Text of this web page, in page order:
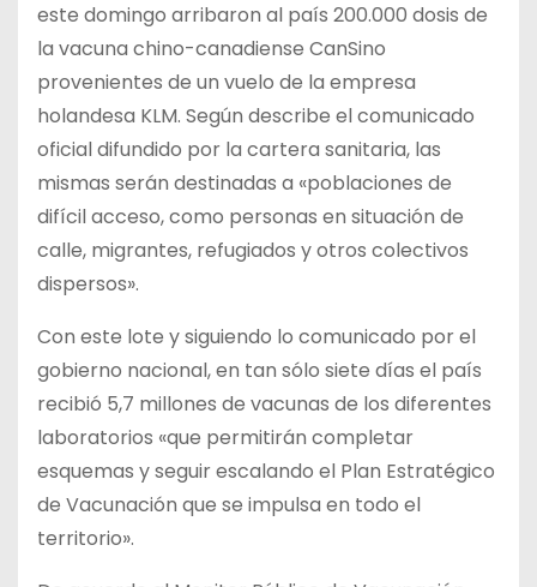
este domingo arribaron al país 200.000 dosis de
la vacuna chino-canadiense CanSino
provenientes de un vuelo de la empresa
holandesa KLM. Según describe el comunicado
oficial difundido por la cartera sanitaria, las
mismas serán destinadas a «poblaciones de
difícil acceso, como personas en situación de
calle, migrantes, refugiados y otros colectivos
dispersos».
Con este lote y siguiendo lo comunicado por el
gobierno nacional, en tan sólo siete días el país
recibió 5,7 millones de vacunas de los diferentes
laboratorios «que permitirán completar
esquemas y seguir escalando el Plan Estratégico
de Vacunación que se impulsa en todo el
territorio».